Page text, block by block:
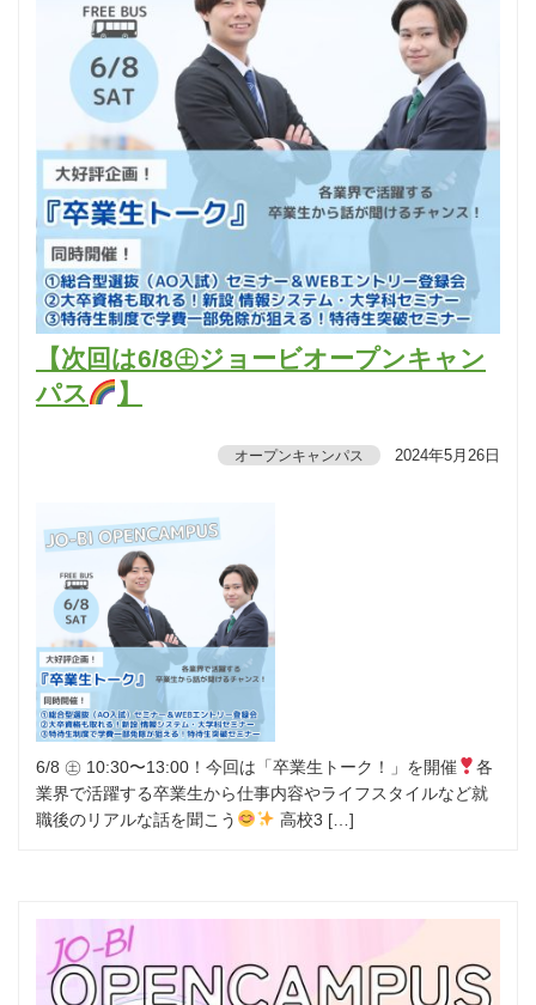
【次回は6/8㊏ジョービオープンキャン
パス
】
オープンキャンパス 2024年5月26日
6/8 ㊏ 10:30〜13:00！今回は「卒業生トーク！」を開催
各
業界で活躍する卒業生から仕事内容やライフスタイルなど就
職後のリアルな話を聞こう
高校3 […]